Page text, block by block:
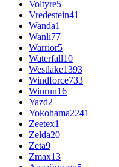
Voltyre5
Vredestein41
Wanda1
Wanli77
Warrior5
Waterfall10
Westlake1393
Windforce733
Winrun16
Yazd2
Yokohama2241
Zeetex1
Zelda20
Zeta9
Zmax13